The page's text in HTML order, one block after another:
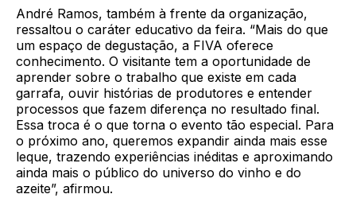
André Ramos, também à frente da organização,
ressaltou o caráter educativo da feira. “Mais do que
um espaço de degustação, a FIVA oferece
conhecimento. O visitante tem a oportunidade de
aprender sobre o trabalho que existe em cada
garrafa, ouvir histórias de produtores e entender
processos que fazem diferença no resultado final.
Essa troca é o que torna o evento tão especial. Para
o próximo ano, queremos expandir ainda mais esse
leque, trazendo experiências inéditas e aproximando
ainda mais o público do universo do vinho e do
azeite”, afirmou.